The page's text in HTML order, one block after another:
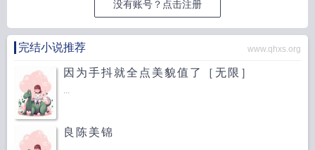
没有账号？点击注册
完结小说推荐 www.qhxs.org
因为手抖就全点美貌值了［无限］
良陈美锦